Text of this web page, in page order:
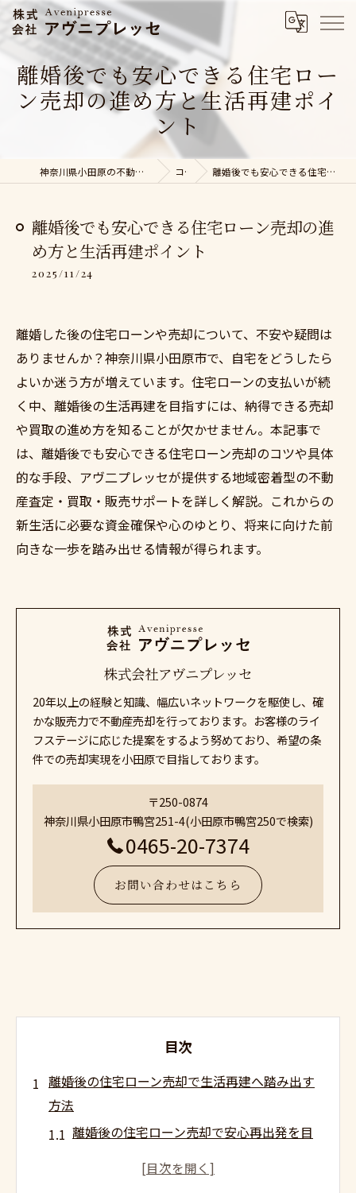
離婚後でも安心できる住宅ロー
ン売却の進め方と生活再建ポイ
ント
神奈川県小田原の不動産売却なら株式会社アヴニプレッセ コラム 離婚後でも安心できる住宅ローン売却の進め方と生活再建ポイント
離婚後でも安心できる住宅ローン売却の進
め方と生活再建ポイント
2025/11/24
離婚した後の住宅ローンや売却について、不安や疑問は
ありませんか？神奈川県小田原市で、自宅をどうしたら
よいか迷う方が増えています。住宅ローンの支払いが続
く中、離婚後の生活再建を目指すには、納得できる売却
や買取の進め方を知ることが欠かせません。本記事で
は、離婚後でも安心できる住宅ローン売却のコツや具体
的な手段、アヴ二プレッセが提供する地域密着型の不動
産査定・買取・販売サポートを詳しく解説。これからの
新生活に必要な資金確保や心のゆとり、将来に向けた前
向きな一歩を踏み出せる情報が得られます。
株式会社アヴニプレッセ
20年以上の経験と知識、幅広いネットワークを駆使し、確
かな販売力で不動産売却を行っております。お客様のライ
フステージに応じた提案をするよう努めており、希望の条
件での売却実現を小田原で目指しております。
〒250-0874
神奈川県小田原市鴨宮251-4(小田原市鴨宮250で検索)
0465-20-7374
お問い合わせはこちら
目次
離婚後の住宅ローン売却で生活再建へ踏み出す
方法
離婚後の住宅ローン売却で安心再出発を目
住宅ローン売却が離婚後生活再建に与える